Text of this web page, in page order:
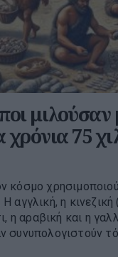
μιλούσαν
χρόνια 75
κόσμο
αγγλική, η κινεζική
η αραβική και η
συνυπολογιστούν